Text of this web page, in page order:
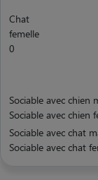
Chat
femelle
0
Sociable avec chien
Sociable avec chien
Sociable avec chat
Sociable avec chat